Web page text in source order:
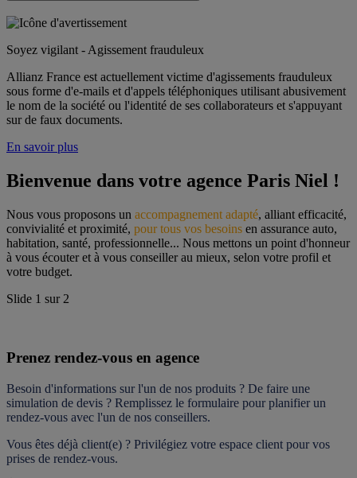
Soyez vigilant - Agissement frauduleux
Allianz France est actuellement victime d'agissements frauduleux
sous forme d'e-mails et d'appels téléphoniques utilisant abusivement
le nom de la société ou l'identité de ses collaborateurs et s'appuyant
sur de faux documents.
En savoir plus
Bienvenue dans votre agence Paris Niel !
Nous vous proposons un accompagnement adapté, alliant efficacité,
convivialité et proximité, pour tous vos besoins en assurance auto,
habitation, santé, professionnelle... Nous mettons un point d'honneur
à vous écouter et à vous conseiller au mieux, selon votre profil et
votre budget.
Slide 1 sur 2
Prenez rendez-vous en agence
Besoin d'informations sur l'un de nos produits ? De faire une
simulation de devis ? Remplissez le formulaire pour planifier un
rendez-vous avec l'un de nos conseillers.
Vous êtes déjà client(e) ? Privilégiez votre espace client pour vos
prises de rendez-vous.